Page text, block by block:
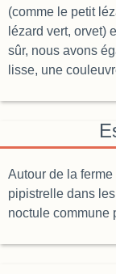
(comme le petit
lézard vert, orvet)
sûr, nous avons
lisse, une
Autour de la
pipistrelle dans
noctule commune